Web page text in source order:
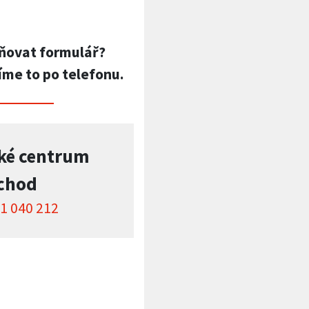
formulář?
to po telefonu.
centrum
040 212